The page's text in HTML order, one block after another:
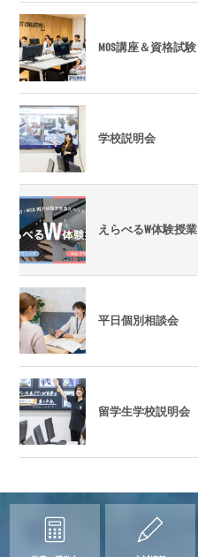
MOS講座＆資格試験
学校説明会
えらべるW体験授業
平日個別相談会
留学生学校説明会